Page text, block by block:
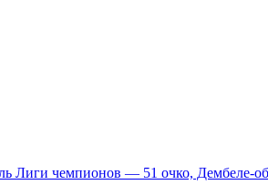
чемпионов — 51 очко, Дембеле-